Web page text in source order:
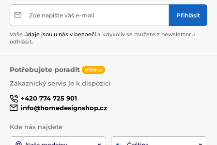
Zde napište váš e-mail Přihlásit
Vaše údaje jsou u nás v bezpečí a kdykoliv se můžete z newsletteru
odhlásit.
Potřebujete poradit offline
Zákaznický servis je k dispozici
+420 774 725 901
info@homedesignshop.cz
Kde nás najdete